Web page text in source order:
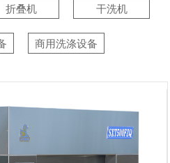
折叠机 干洗机
商用洗涤设备